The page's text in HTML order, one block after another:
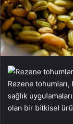
Rezene
sağlık
olan bir bitkisel